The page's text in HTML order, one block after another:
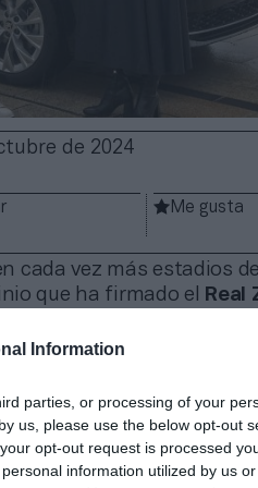
Information
parties, or processing of your
us, please use the below opt-out
opt-out request is processed
information utilized by us
de 2024
Me gusta
cada vez más estadios
que ha firmado el
Real
hasta el término de
Hypermotion “tanto en
el equipo y en
las partes en un